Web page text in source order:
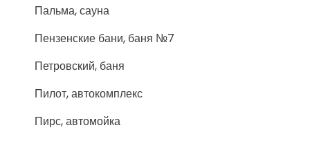
Пальма, сауна
Пензенские бани, баня №7
Петровский, баня
Пилот, автокомплекс
Пирс, автомойка